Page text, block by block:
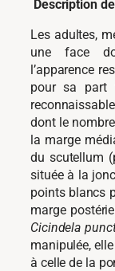
Description
Les adultes,
une face
l’apparence
pour sa part
dont le
la marge
du scutellum
située à la
points blancs
marge
Cicindela
manipulée,
à celle de la